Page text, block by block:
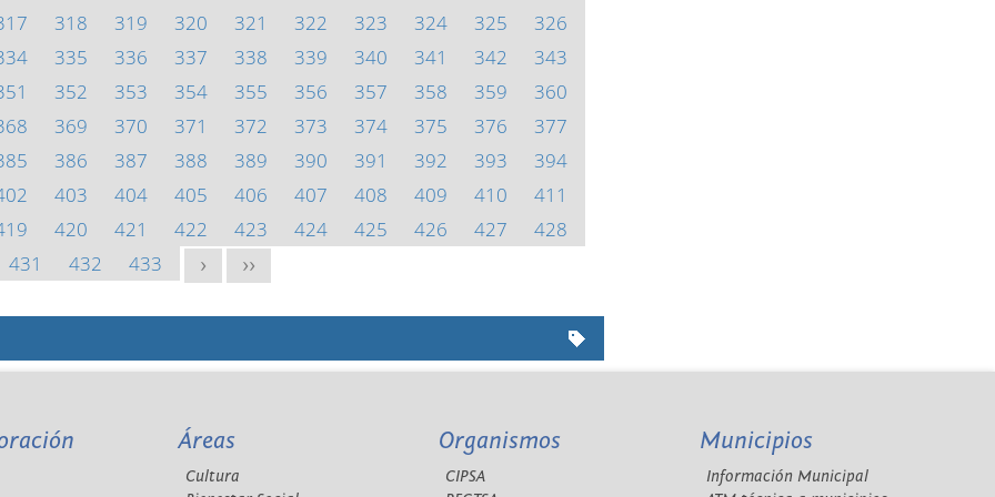
318 319 320 321 322 323 324 325
326
335 336 337 338 339 340 341 342
343
352 353 354 355 356 357 358 359
360
369 370 371 372 373 374 375 376
377
386 387 388 389 390 391 392 393
394
403 404 405 406 407 408 409 410
411
420 421 422 423 424 425 426 427
428
431
432 433 > >>
Áreas
Cultura
Organismos
CIPSA
Municipios
Información Municipal